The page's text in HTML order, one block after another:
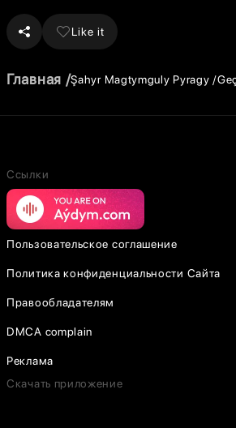
Like it
Главная Şahyr Magtymguly Pyragy
Ссылки
Пользовательское соглашение
Политика конфиденциальности Сайта
Правообладателям
DMCA complain
Реклама
Скачать приложение